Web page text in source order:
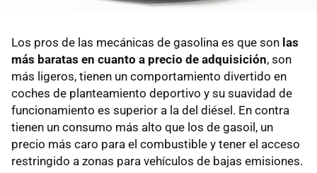
Los pros de las mecánicas de gasolina es que son las
más baratas en cuanto a precio de adquisición, son
más ligeros, tienen un comportamiento divertido en
coches de planteamiento deportivo y su suavidad de
funcionamiento es superior a la del diésel. En contra
tienen un consumo más alto que los de gasoil, un
precio más caro para el combustible y tener el acceso
restringido a zonas para vehículos de bajas emisiones.